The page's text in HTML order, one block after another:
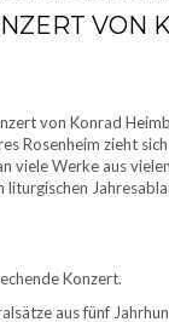
VON
von Konrad
Rosenheim zieht
viele Werke aus
Konzert.
aus fünf